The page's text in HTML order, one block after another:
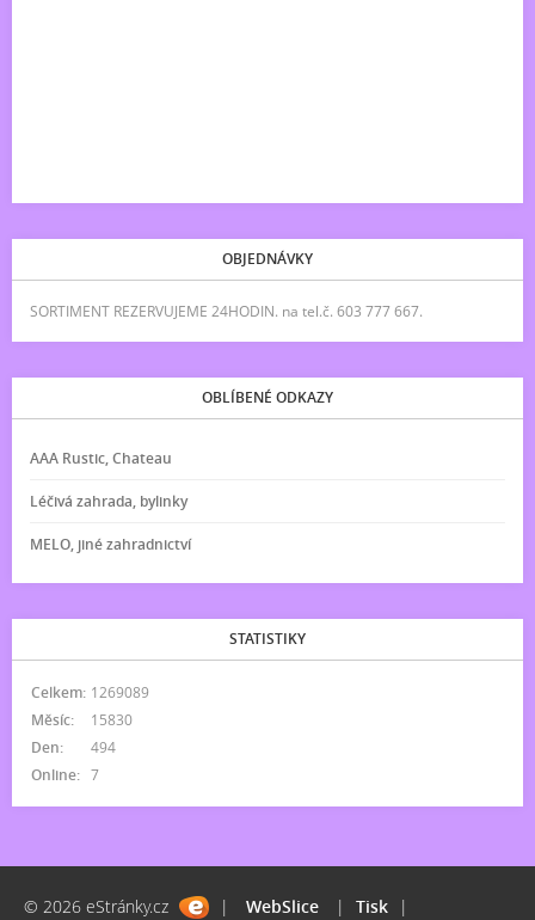
OBJEDNÁVKY
SORTIMENT REZERVUJEME 24HODIN. na tel.č. 603 777 667.
OBLÍBENÉ ODKAZY
AAA Rustic, Chateau
Léčivá zahrada, bylinky
MELO, jiné zahradnictví
STATISTIKY
Online: 7
Celkem: 1269089
Měsíc:
15830
Den:
494
© 2026 eStránky.cz | WebSlice | Tisk |